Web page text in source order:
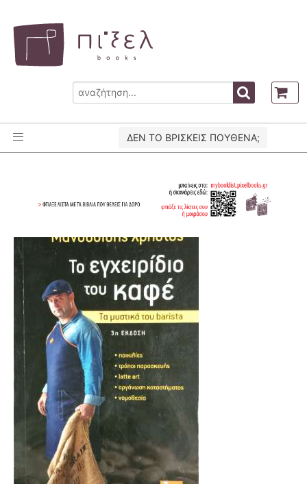
ΔΕΝ ΤΟ ΒΡΙΣΚΕΙΣ ΠΟΥΘΕΝΑ;